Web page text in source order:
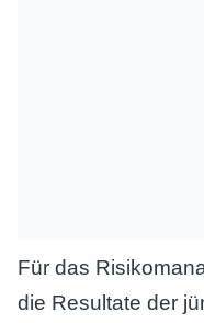
Für das
die Resultate der